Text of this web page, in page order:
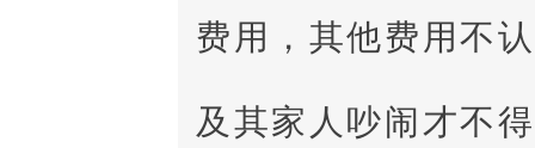
费用，其他费用不
及其家人吵闹才不